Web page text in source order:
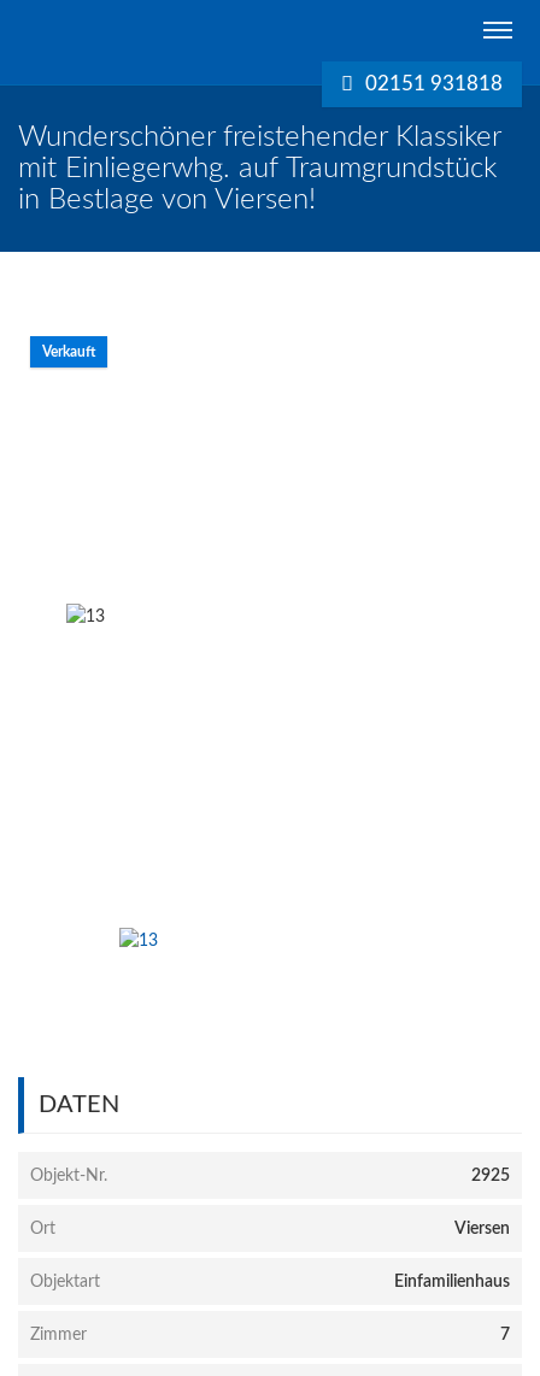
02151 931818
Wunderschöner freistehender Klassiker
mit Einliegerwhg. auf Traumgrundstück
in Bestlage von Viersen!
Verkauft
DATEN
Objekt-Nr. 2925
Ort Viersen
Objektart Einfamilienhaus
Zimmer 7